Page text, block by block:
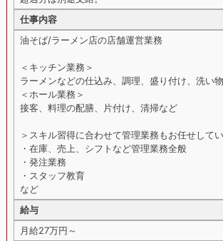
仕事内容
油そば/ラーメン店の店舗運営業務
＜キッチン業務＞
ラーメンなどの仕込み、調理、盛り付け、洗い
＜ホール業務＞
接客、料理の配膳、片付け、清掃など
＞スキル習得に合わせて管理業務もお任せして
・在庫、売上、シフトなど管理業務全般
・発注業務
・スタッフ教育
など
給与
月給27万円～